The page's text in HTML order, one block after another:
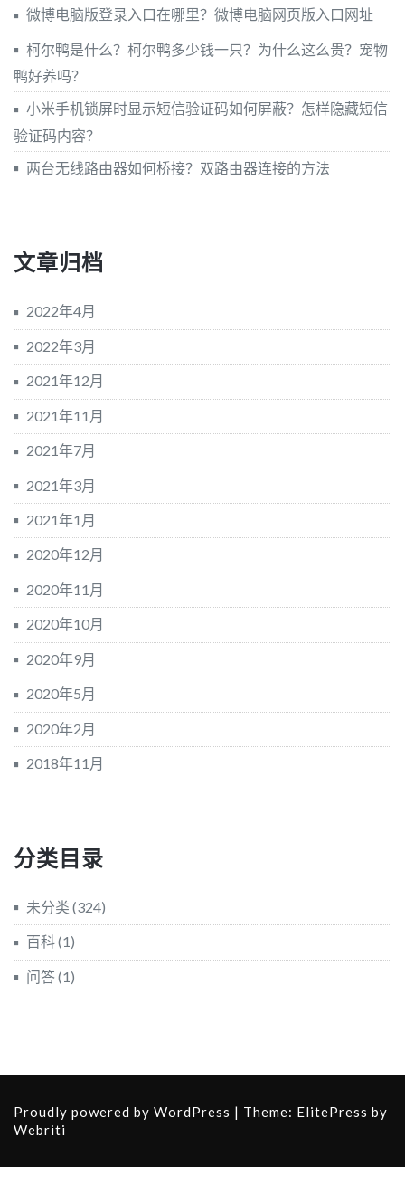
微博电脑版登录入口在哪里？微博电脑网页版入口网址
柯尔鸭是什么？柯尔鸭多少钱一只？为什么这么贵？宠物
鸭好养吗？
小米手机锁屏时显示短信验证码如何屏蔽？怎样隐藏短信
验证码内容？
两台无线路由器如何桥接？双路由器连接的方法
文章归档
2022年4月
2022年3月
2021年12月
2021年11月
2021年7月
2021年3月
2021年1月
2020年12月
2020年11月
2020年10月
2020年9月
2020年5月
2020年2月
2018年11月
分类目录
未分类 (324)
百科(1)
问答(1)
Proudly powered by WordPress | Theme: ElitePress by
Webriti